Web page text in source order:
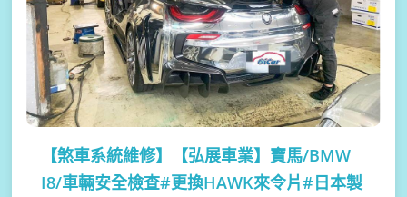
【煞車系統維修】
【弘展車業】寶馬/BMW
I8/車輛安全檢查#更換HAWK來令片#日本製